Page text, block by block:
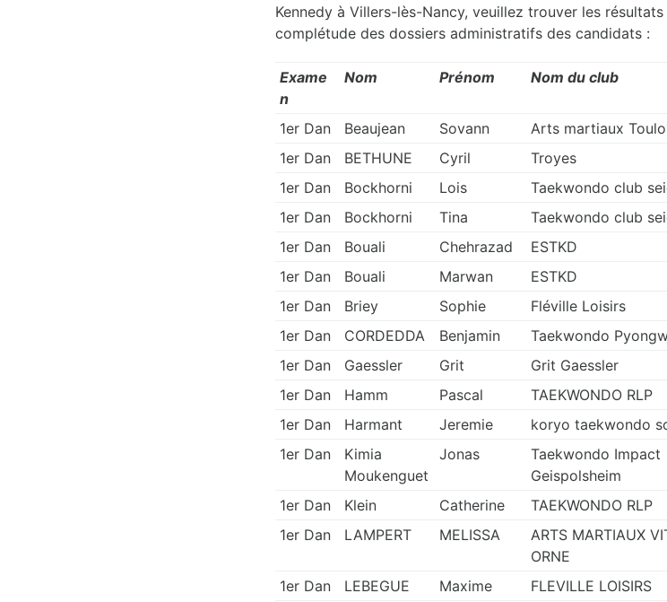
Kennedy à Villers-lès-Nancy, veuillez trouver les
complétude des dossiers administratifs des candidats :
Exame
n
Nom Prénom Nom du club
1er Dan
Beaujean Sovann Arts martiaux
1er Dan
BETHUNE Cyril Troyes
1er Dan
Bockhorni Lois Taekwondo club
1er Dan
Bockhorni Tina Taekwondo club
1er Dan
Bouali Chehrazad ESTKD
1er Dan
Bouali Marwan ESTKD
1er Dan
Briey Sophie Fléville Loisirs
1er Dan
CORDEDDA Benjamin Taekwondo
1er Dan
Gaessler Grit Grit Gaessler
1er Dan
Hamm Pascal TAEKWONDO RLP
1er Dan
Harmant Jeremie koryo taekwondo
1er Dan
Kimia
Moukenguet
Jonas
Taekwondo Impact
Geispolsheim
1er Dan Klein Catherine TAEKWONDO RLP
1er Dan
LAMPERT MELISSA
ARTS MARTIAUX
ORNE
1er Dan LEBEGUE Maxime FLEVILLE LOISIRS